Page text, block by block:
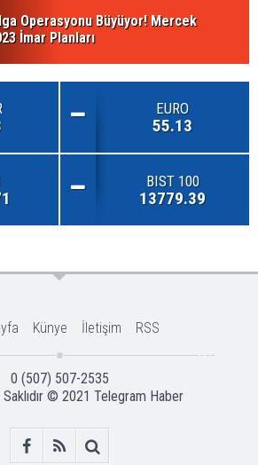
Operasyonu Büyüyor! Mercek
İmar Planları
EURO
55.13
BIST 100
13779.39
Künye İletişim RSS
0 (507) 507-2535
© 2021 Telegram Haber